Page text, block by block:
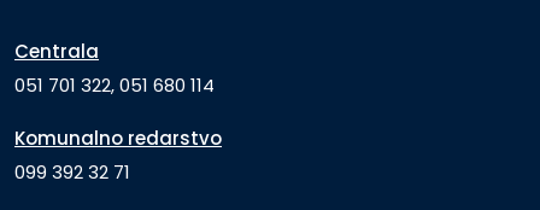
Centrala
051 701 322, 051 680 114
Komunalno redarstvo
099 392 32 71